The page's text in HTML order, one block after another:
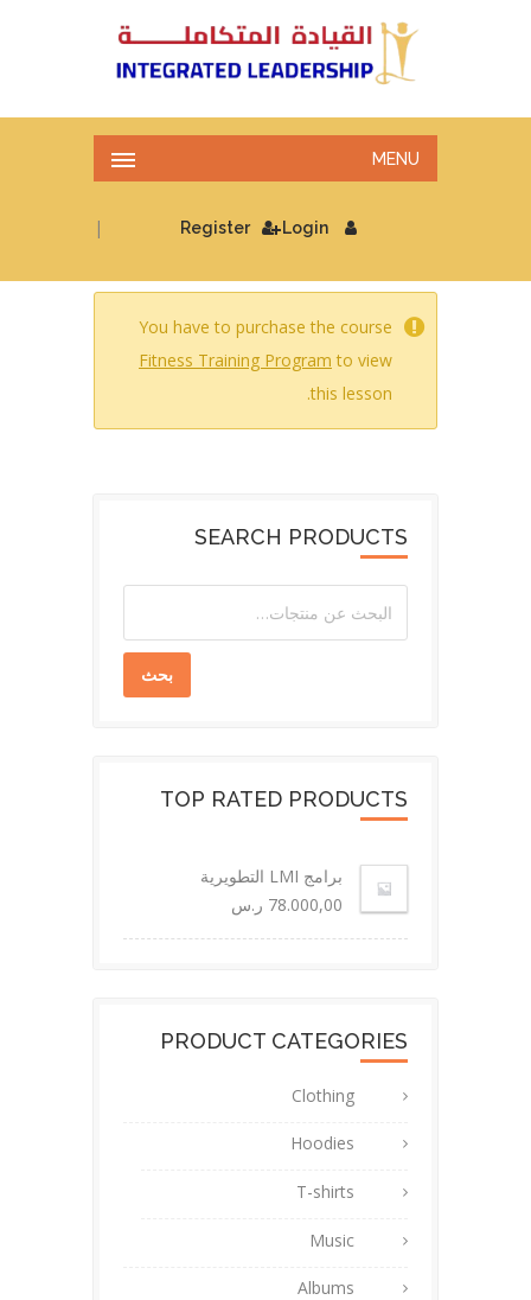
MENU
Login
| Register
You have to purchase the course
Fitness Training Program to view
this lesson.
SEARCH PRODUCTS
بحث
TOP RATED PRODUCTS
برامج LMI التطويرية
78.000,00 ر.س
PRODUCT CATEGORIES
Clothing
Hoodies
T-shirts
Music
Albums